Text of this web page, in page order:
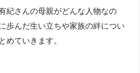
紀さんの母親がどんな人物なの
歩んだ生い立ちや家族の絆につい
めていきます。